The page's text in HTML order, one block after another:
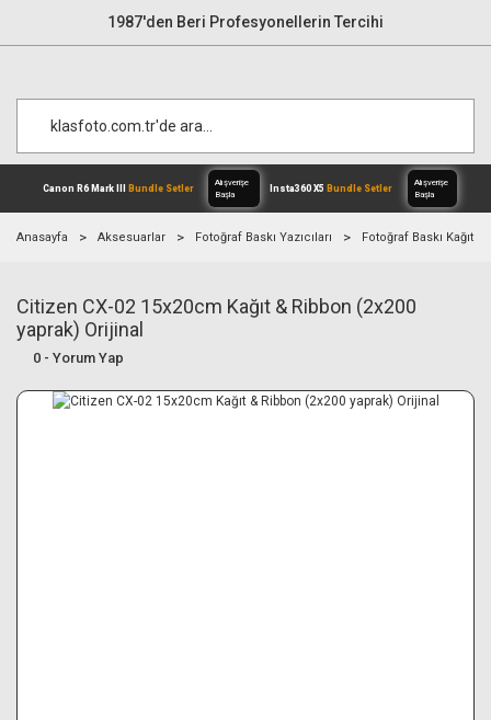
1987'den Beri Profesyonellerin Tercihi
Canon R6 Mark IIIBundle Setler
Alışverişe
Anasayfa Aksesuarlar Fotoğraf Baskı Yazıcıları Fotoğraf Baskı Kağıtları
Citizen CX-02 15x20cm Kağıt & Ribbon (2x200
yaprak) Orijinal
0 - Yorum Yap